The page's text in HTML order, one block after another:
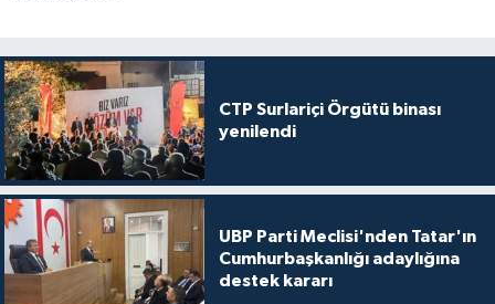
CTP Surlariçi Örgütü binası
yenilendi
UBP Parti Meclisi'nden Tatar'ın
Cumhurbaşkanlığı adaylığına
destek kararı